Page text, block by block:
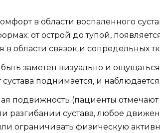
в области воспаленного
от острой до тупой,
в области связок и сопредельных
заметен визуально и
поднимается, и
подвижность (пациенты отмечают
разгибании сустава, любое
ограничивать физическую